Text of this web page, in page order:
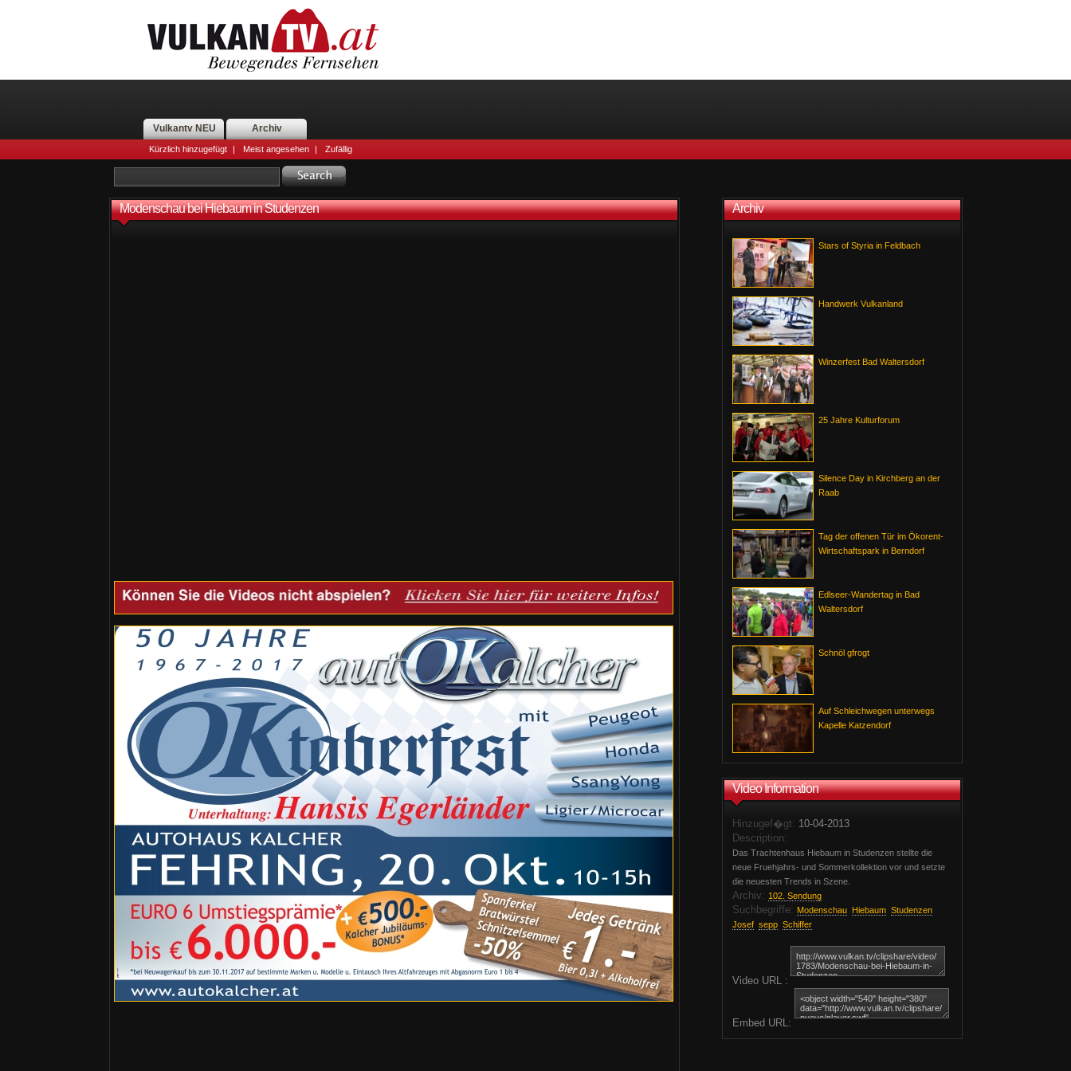
Vulkantv NEU Archiv
Kürzlich hinzugefügt | Meist angesehen | Zufällig
Modenschau bei Hiebaum in Studenzen Archiv
Stars of Styria in Feldbach
Handwerk Vulkanland
Winzerfest Bad Waltersdorf
25 Jahre Kulturforum
Silence Day in Kirchberg an der
Raab
Tag der offenen Tür im Ökorent-
Wirtschaftspark in Berndorf
Edlseer-Wandertag in Bad
Waltersdorf
Schnöl gfrogt
Auf Schleichwegen unterwegs
Kapelle Katzendorf
Video Information
Hinzugef�gt: 10-04-2013
Description:
Das Trachtenhaus Hiebaum in Studenzen stellte die
neue Fruehjahrs- und Sommerkollektion vor und setzte
die neuesten Trends in Szene.
Archiv: 102. Sendung
Suchbegriffe: Modenschau Hiebaum Studenzen
Josef sepp Schiffer
Video URL :
Embed URL: